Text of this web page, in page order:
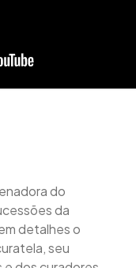
do
da
detalhes o
seu